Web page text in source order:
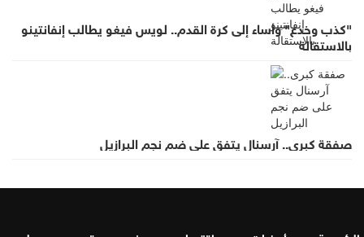
"كذب وخدع" وأساء إلى كرة القدم.. لويس فيغو يطالب إنفانتينو
بالاستقالة
صفقة كبرى.. آرسنال يتفق على ضم نجم البرازيل